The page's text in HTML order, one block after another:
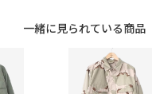
一緒に見られている商品